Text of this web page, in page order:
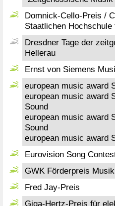
Domnick-Cello-Preis /
Staatlichen
Dresdner Tage der
Hellerau
Ernst von Siemens
european music award
european music award
Sound
european music award
Sound
european music award
Eurovision Song
GWK Förderpreis Musik
Fred Jay-Preis
Giga-Hertz-Preis für